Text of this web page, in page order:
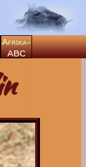
Afrika-
ABC